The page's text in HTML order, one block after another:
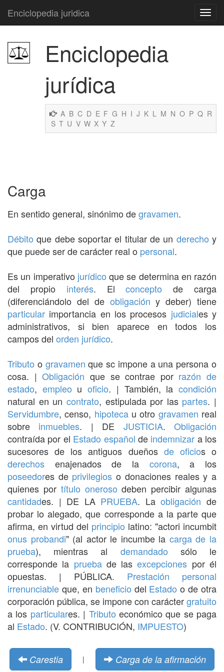
Enciclopedia juridica
Enciclopedia
jurídica
A B C D E F G H I J K L M N O P Q R
S T U V W X Y Z
Carga
En sentido general, sinónimo degravamen.
Débito que debe soportar el titular de un derecho y
que puede ser de carácter real o personal.
Es un imperativo jurídico que se determina en razón
del propio interés. Elconcepto de carga
(diferenciándolo del de obligación y deber) tiene
particular importancia en los procesos judiciales y
administrativos, si bien aparece en todos los
campos del orden jurídico.
Tributo o gravamen que sc impone a una persona o
cosa. |Obligación que se contrae por razón de
estado, empleo uoficio. | También, lacondición
natural en un contrato, estipulada por las partes. |
Servidumbre, censo, hipotecau otro gravamen real
sobre inmuebles. | DE JUSTICIA.Obligación
contraída por el Estado español de indemnizar a los
sucesores de los antiguos dueños de oficios o
derechos enajenados de la corona, a los
poseedores de privilegios o donaciones reales y a
quienes por título oneroso deben percibir algunas
cantidades. | DE LA PRUEBA. Laobligación de
probar lo alegado, que corresponde a la parte que
afirma, en virtud del principio latino: "actori incumbit
onus probandi" (al actor le incumbe la carga de la
prueba), mientras al demandado sólo le
corresponde la pruebade lasexcepciones por él
opuestas. | PÚBLICA. Prestación
personal
irrenunciable que, en beneficio del Estado o de otra
corporación pública, se impone con caráctergratuito
a los particulares. | Tributo económico que se paga
al Estado. (V. CONTRIBUCIÓN, IMPUESTO)
Carestia | Carga de la afirmación